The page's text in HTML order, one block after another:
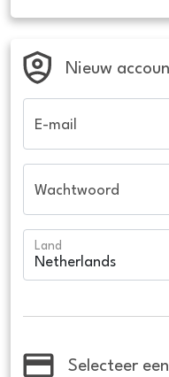
Nieuw
E-mail
Wachtwoord
Land
Selecteer